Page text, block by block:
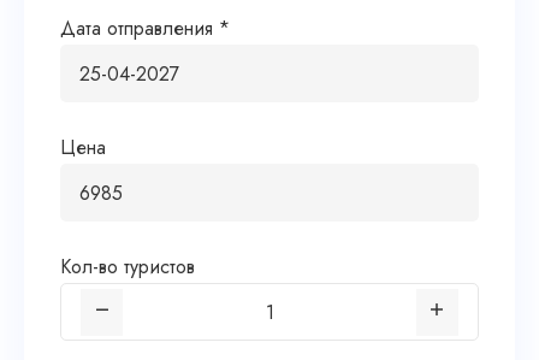
Дата отправления *
Цена
Кол-во туристов